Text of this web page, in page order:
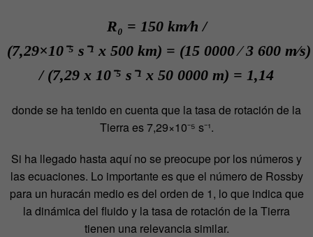
R₀ = 150 km⁄h /
(7,29×10⁻⁵ s⁻¹ x 500 km) = (15 0000 ⁄ 3 600 m⁄s)
/ (7,29 x 10⁻⁵ s⁻¹ x 50 0000 m) = 1,14
donde se ha tenido en cuenta que la tasa de rotación de la
Tierra es 7,29×10⁻⁵ s⁻¹.
Si ha llegado hasta aquí no se preocupe por los números y
las ecuaciones. Lo importante es que el número de Rossby
para un huracán medio es del orden de 1, lo que indica que
la dinámica del fluido y la tasa de rotación de la Tierra
tienen una relevancia similar.